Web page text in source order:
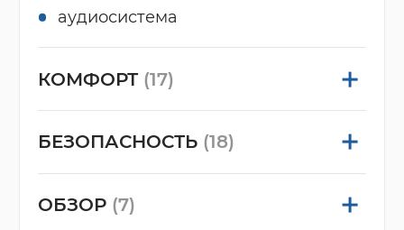
аудиосистема
КОМФОРТ (17)
БЕЗОПАСНОСТЬ (18)
ОБЗОР (7)